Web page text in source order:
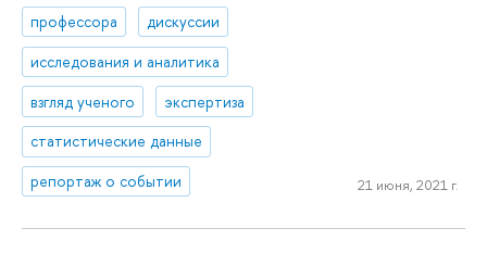
профессора
дискуссии
исследования и аналитика
взгляд ученого
экспертиза
статистические данные
репортаж о событии
21 июня, 2021 г.